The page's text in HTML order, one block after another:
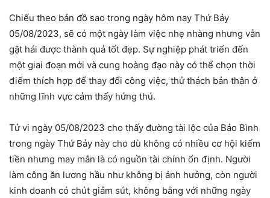
Chiếu theo bản đồ sao trong ngày hôm nay Thứ Bảy
05/08/2023, sẽ có một ngày làm việc nhẹ nhàng nhưng vẫn
gặt hái được thành quả tốt đẹp. Sự nghiệp phát triển đến
một giai đoạn mới và cung hoàng đạo này có thể chọn thời
điểm thích hợp để thay đổi công việc, thử thách bản thân ở
những lĩnh vực cảm thấy hứng thú.
Tử vi ngày 05/08/2023 cho thấy đường tài lộc của Bảo Bình
trong ngày Thứ Bảy này cho dù không có nhiều cơ hội kiếm
tiền nhưng may mắn là có nguồn tài chính ổn định. Người
làm công ăn lương hầu như không bị ảnh hưởng, còn người
kinh doanh có chút giảm sút, không bằng với những ngày